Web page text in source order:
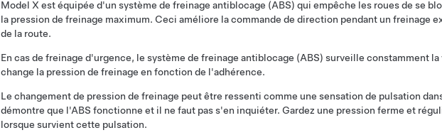
Model X est équipée d'un système de freinage antiblocage (ABS) qui empêche les roues de se
la pression de freinage maximum. Ceci améliore la commande de direction pendant un freinage
de la route.
En cas de freinage d'urgence, le système de freinage antiblocage (ABS) surveille constamment
change la pression de freinage en fonction de l'adhérence.
Le changement de pression de freinage peut être ressenti comme une sensation de pulsation
démontre que l'ABS fonctionne et il ne faut pas s'en inquiéter. Gardez une pression ferme et
lorsque survient cette pulsation.